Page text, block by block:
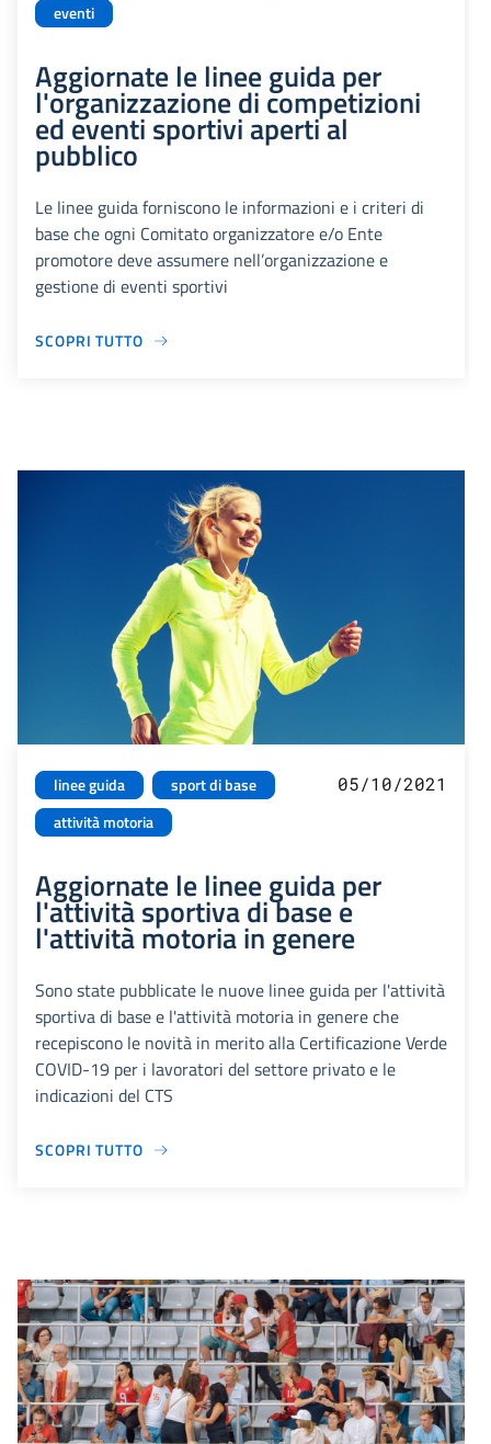
eventi
Aggiornate le linee guida per
l'organizzazione di competizioni
ed eventi sportivi aperti al
pubblico
Le linee guida forniscono le informazioni e i criteri di
base che ogni Comitato organizzatore e/o Ente
promotore deve assumere nell’organizzazione e
gestione di eventi sportivi
SCOPRI TUTTO
linee guida
sport di base
attività motoria
05/10/2021
Aggiornate le linee guida per
l'attività sportiva di base e
l'attività motoria in genere
Sono state pubblicate le nuove linee guida per l'attività
sportiva di base e l'attività motoria in genere che
recepiscono le novità in merito alla Certificazione Verde
COVID-19 per i lavoratori del settore privato e le
indicazioni del CTS
SCOPRI TUTTO